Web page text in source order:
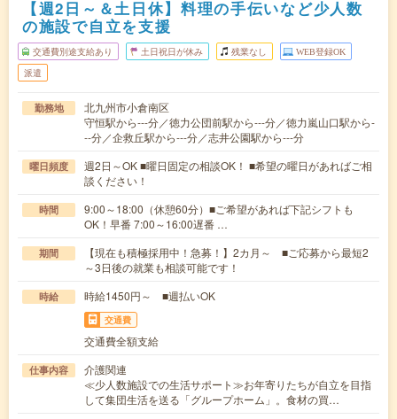
【週2日～＆土日休】料理の手伝いなど少人数
の施設で自立を支援
交通費別途支給あり 土日祝日が休み 残業なし WEB登録OK
派遣
勤務地
北九州市小倉南区
守恒駅から---分／徳力公団前駅から---分／徳力嵐山口駅から-
--分／企救丘駅から---分／志井公園駅から---分
曜日頻度
週2日～OK ■曜日固定の相談OK！ ■希望の曜日があればご相
談ください！
時間
9:00～18:00（休憩60分）■ご希望があれば下記シフトも
OK！早番 7:00～16:00遅番 …
期間
【現在も積極採用中！急募！】2カ月～ ■ご応募から最短2
～3日後の就業も相談可能です！
時給 時給1450円～ ■週払いOK
交通費
交通費全額支給
仕事内容
介護関連
≪少人数施設での生活サポート≫お年寄りたちが自立を目指
して集団生活を送る「グループホーム」。食材の買…